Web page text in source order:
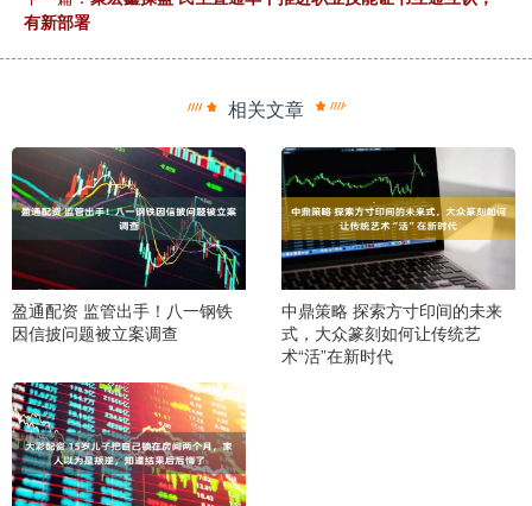
有新部署
相关文章
盈通配资 监管出手！八一钢铁
因信披问题被立案调查
中鼎策略 探索方寸印间的未来
式，大众篆刻如何让传统艺
术“活”在新时代